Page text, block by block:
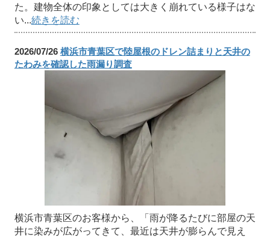
た。建物全体の印象としては大きく崩れている様子はな
い...続きを読む
2026/07/26 横浜市青葉区で陸屋根のドレン詰まりと天井の
たわみを確認した雨漏り調査
横浜市青葉区のお客様から、「雨が降るたびに部屋の天
井に染みが広がってきて、最近は天井が膨らんで見え